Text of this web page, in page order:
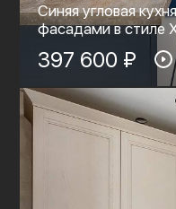
Синяя угловая
фасадами в стиле
397 600 ₽